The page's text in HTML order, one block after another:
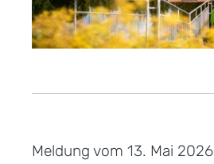
Meldung vom 13. Mai 2026